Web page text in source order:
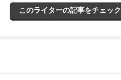
このライターの記事をチェック